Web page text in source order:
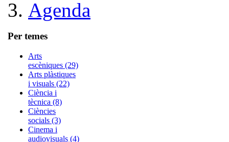
Agenda
Per temes
Arts
escèniques (29)
Arts plàstiques
i visuals (22)
Ciència i
tècnica (8)
Ciències
socials (3)
Cinema i
audiovisuals (4)